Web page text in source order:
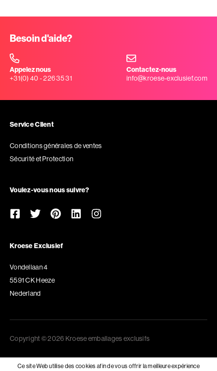
Besoin d'aide?
Appelez nous
+31(0) 40 - 226 35 31
Contactez-nous
info@kroese-exclusief.com
Service Client
Conditions générales de ventes
Sécurité et Protection
Voulez-vous nous suivre?
Kroese Exclusief
Vondellaan 4
5591 CK Heeze
Nederland
Copyright © 2026 Kroese emballages exclusifs
Ce site Web utilise des cookies afin de vous offrir la meilleure expérience